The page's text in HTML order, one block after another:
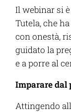
Il webinar si
Tutela, che
con onestà,
guidato la
e a porre al
Imparare dal
Attingendo